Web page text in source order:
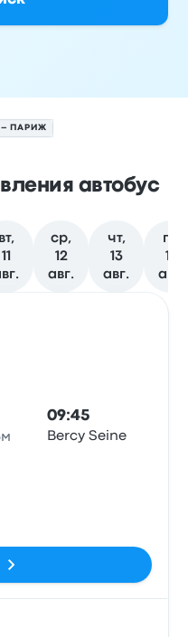
ПАРИЖ
автобус
вт,
11
ср,
12
авг.
чт,
13
авг.
пт,
14
авг.
09:45
Bercy Seine